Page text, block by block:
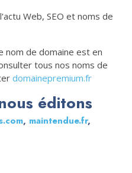
Web, SEO et noms de
nom de domaine est en
tous nos noms de
domainepremium.fr
éditons
, maintendue.fr,